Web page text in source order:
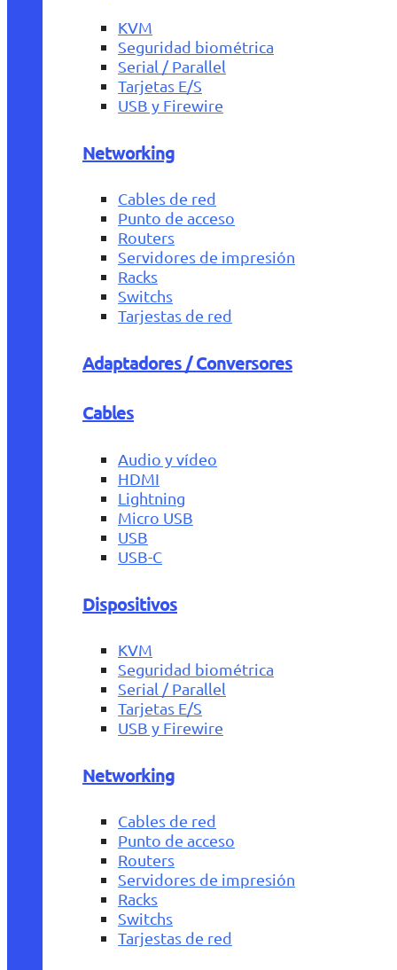
KVM
Seguridad biométrica
Serial / Parallel
Tarjetas E/S
USB y Firewire
Networking
Cables de red
Punto de acceso
Routers
Servidores de impresión
Racks
Switchs
Tarjestas de red
Adaptadores / Conversores
Cables
Audio y vídeo
HDMI
Lightning
Micro USB
USB
USB-C
Dispositivos
KVM
Seguridad biométrica
Serial / Parallel
Tarjetas E/S
USB y Firewire
Networking
Cables de red
Punto de acceso
Routers
Servidores de impresión
Racks
Switchs
Tarjestas de red